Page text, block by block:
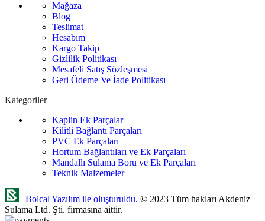
Mağaza
Blog
Teslimat
Hesabım
Kargo Takip
Gizlilik Politikası
Mesafeli Satış Sözleşmesi
Geri Ödeme Ve İade Politikası
Kategoriler
Kaplin Ek Parçalar
Kilitli Bağlantı Parçaları
PVC Ek Parçaları
Hortum Bağlantıları ve Ek Parçaları
Mandallı Sulama Boru ve Ek Parçaları
Teknik Malzemeler
| Bolcal Yazılım ile oluşturuldu. © 2023 Tüm hakları Akdeniz
Sulama Ltd. Şti. firmasına aittir.